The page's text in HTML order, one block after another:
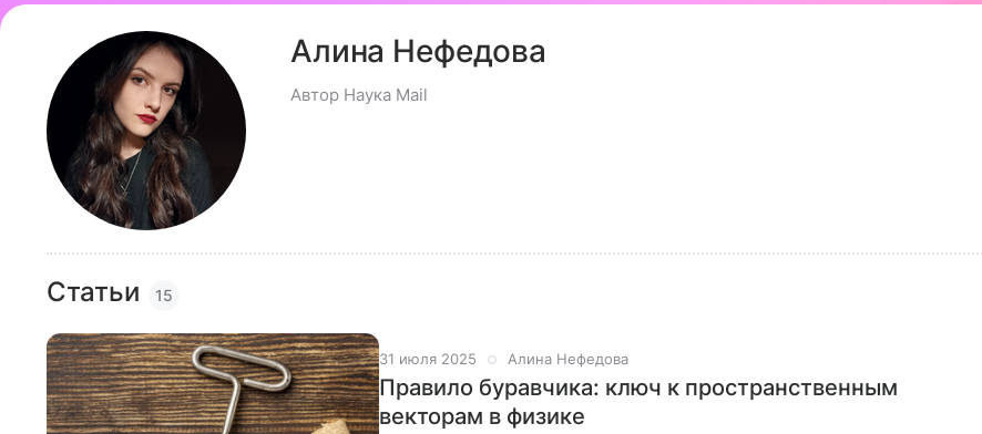
Алина Нефедова
Автор Наука Mail
Статьи 15
31 июля 2025 Алина Нефедова
Правило буравчика: ключ к пространственным
векторам в физике